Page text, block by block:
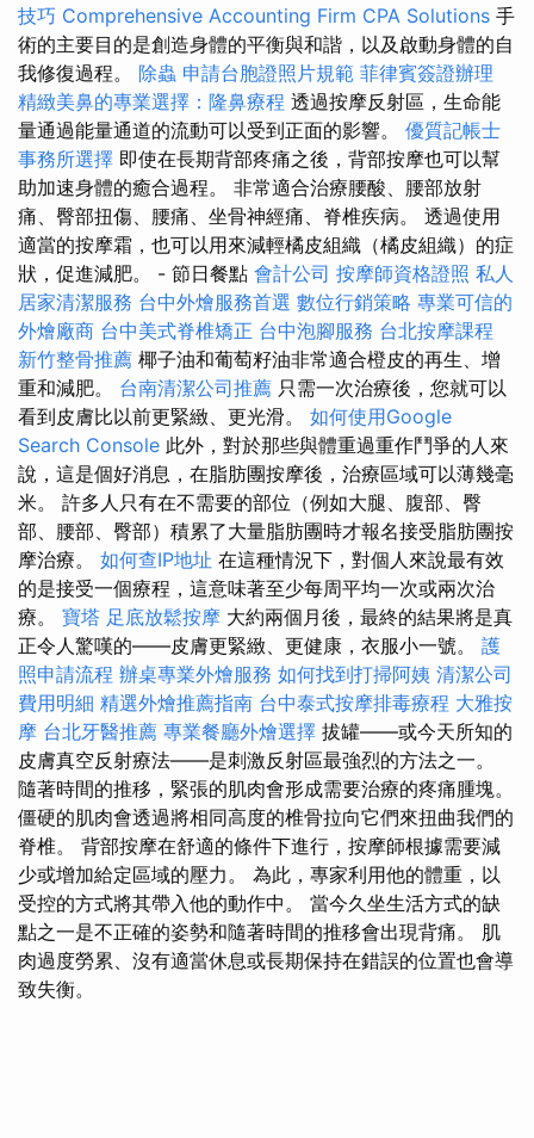
技巧 Comprehensive Accounting Firm CPA Solutions 手
術的主要目的是創造身體的平衡與和諧，以及啟動身體的自
我修復過程。 除蟲 申請台胞證照片規範 菲律賓簽證辦理
精緻美鼻的專業選擇：隆鼻療程 透過按摩反射區，生命能
量通過能量通道的流動可以受到正面的影響。 優質記帳士
事務所選擇 即使在長期背部疼痛之後，背部按摩也可以幫
助加速身體的癒合過程。 非常適合治療腰酸、腰部放射
痛、臀部扭傷、腰痛、坐骨神經痛、脊椎疾病。 透過使用
適當的按摩霜，也可以用來減輕橘皮組織（橘皮組織）的症
狀，促進減肥。 - 節日餐點 會計公司 按摩師資格證照 私人
居家清潔服務 台中外燴服務首選 數位行銷策略 專業可信的
外燴廠商 台中美式脊椎矯正 台中泡腳服務 台北按摩課程
新竹整骨推薦 椰子油和葡萄籽油非常適合橙皮的再生、增
重和減肥。 台南清潔公司推薦 只需一次治療後，您就可以
看到皮膚比以前更緊緻、更光滑。 如何使用Google
Search Console 此外，對於那些與體重過重作鬥爭的人來
說，這是個好消息，在脂肪團按摩後，治療區域可以薄幾毫
米。 許多人只有在不需要的部位（例如大腿、腹部、臀
部、腰部、臀部）積累了大量脂肪團時才報名接受脂肪團按
摩治療。 如何查IP地址 在這種情況下，對個人來說最有效
的是接受一個療程，這意味著至少每周平均一次或兩次治
療。 寶塔 足底放鬆按摩 大約兩個月後，最終的結果將是真
正令人驚嘆的——皮膚更緊緻、更健康，衣服小一號。 護
照申請流程 辦桌專業外燴服務 如何找到打掃阿姨 清潔公司
費用明細 精選外燴推薦指南 台中泰式按摩排毒療程 大雅按
摩 台北牙醫推薦 專業餐廳外燴選擇 拔罐——或今天所知的
皮膚真空反射療法——是刺激反射區最強烈的方法之一。
隨著時間的推移，緊張的肌肉會形成需要治療的疼痛腫塊。
僵硬的肌肉會透過將相同高度的椎骨拉向它們來扭曲我們的
脊椎。 背部按摩在舒適的條件下進行，按摩師根據需要減
少或增加給定區域的壓力。 為此，專家利用他的體重，以
受控的方式將其帶入他的動作中。 當今久坐生活方式的缺
點之一是不正確的姿勢和隨著時間的推移會出現背痛。 肌
肉過度勞累、沒有適當休息或長期保持在錯誤的位置也會導
致失衡。